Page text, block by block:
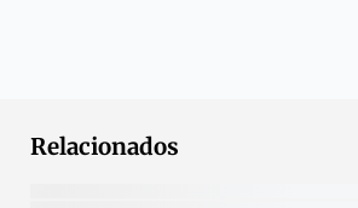
Relacionados